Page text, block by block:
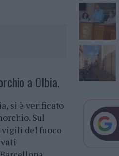
a Olbia.
si è verificato
Sul
del fuoco